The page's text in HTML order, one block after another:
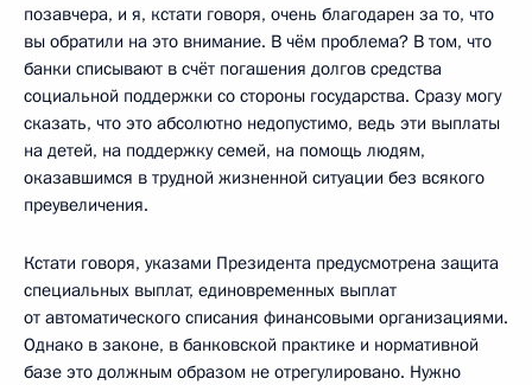
позавчера, и я, кстати говоря, очень благодарен за то, что
вы обратили на это внимание. В чём проблема? В том, что
банки списывают в счёт погашения долгов средства
социальной поддержки со стороны государства. Сразу могу
сказать, что это абсолютно недопустимо, ведь эти выплаты
на детей, на поддержку семей, на помощь людям,
оказавшимся в трудной жизненной ситуации без всякого
преувеличения.
Кстати говоря, указами Президента предусмотрена защита
специальных выплат, единовременных выплат
от автоматического списания финансовыми организациями.
Однако в законе, в банковской практике и нормативной
базе это должным образом не отрегулировано. Нужно